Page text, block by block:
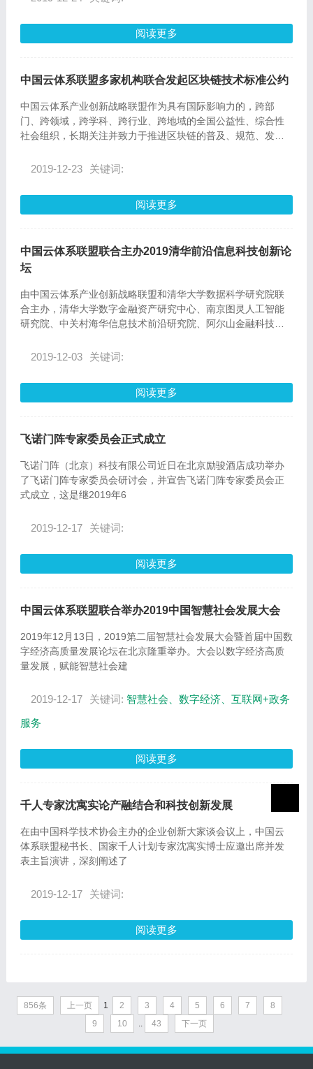
阅读更多
中国云体系联盟多家机构联合发起区块链技术标准公约
中国云体系产业创新战略联盟作为具有国际影响力的，跨部
门、跨领域，跨学科、跨行业、跨地域的全国公益性、综合性
社会组织，长期关注并致力于推进区块链的普及、规范、发展
2019-12-23 关键词:
阅读更多
中国云体系联盟联合主办2019清华前沿信息科技创新论
坛
由中国云体系产业创新战略联盟和清华大学数据科学研究院联
合主办，清华大学数字金融资产研究中心、南京图灵人工智能
研究院、中关村海华信息技术前沿研究院、阿尔山金融科技等
清华前沿信息科技创新论坛”，近日在清华大学FIT楼隆重举
2019-12-03 关键词:
阅读更多
飞诺门阵专家委员会正式成立
飞诺门阵（北京）科技有限公司近日在北京励骏酒店成功举办
了飞诺门阵专家委员会研讨会，并宣告飞诺门阵专家委员会正
式成立，这是继2019年6
2019-12-17 关键词:
阅读更多
中国云体系联盟联合举办2019中国智慧社会发展大会
2019年12月13日，2019第二届智慧社会发展大会暨首届中国数
字经济高质量发展论坛在北京隆重举办。大会以数字经济高质
量发展，赋能智慧社会建
2019-12-17 关键词: 智慧社会、数字经济、互联网+政务
服务
阅读更多
千人专家沈寓实论产融结合和科技创新发展
在由中国科学技术协会主办的企业创新大家谈会议上，中国云
体系联盟秘书长、国家千人计划专家沈寓实博士应邀出席并发
表主旨演讲，深刻阐述了
2019-12-17 关键词:
阅读更多
856条 上一页 1 2 3 4 5 6 7
8
9
10 .. 43 下一页